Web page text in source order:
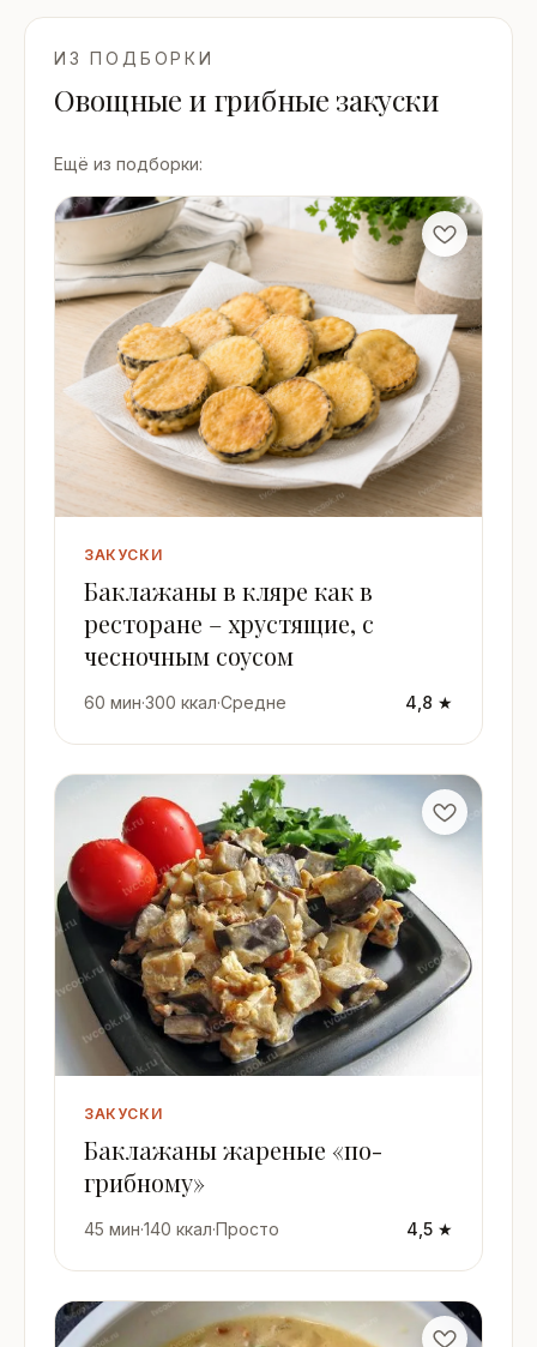
ИЗ ПОДБОРКИ
Овощные и грибные закуски
Ещё из подборки:
ЗАКУСКИ
Баклажаны в кляре как в
ресторане – хрустящие, с
чесночным соусом
60 мин·300 ккал·Средне 4,8 ★
ЗАКУСКИ
Баклажаны жареные «по-
грибному»
45 мин·140 ккал·Просто 4,5 ★